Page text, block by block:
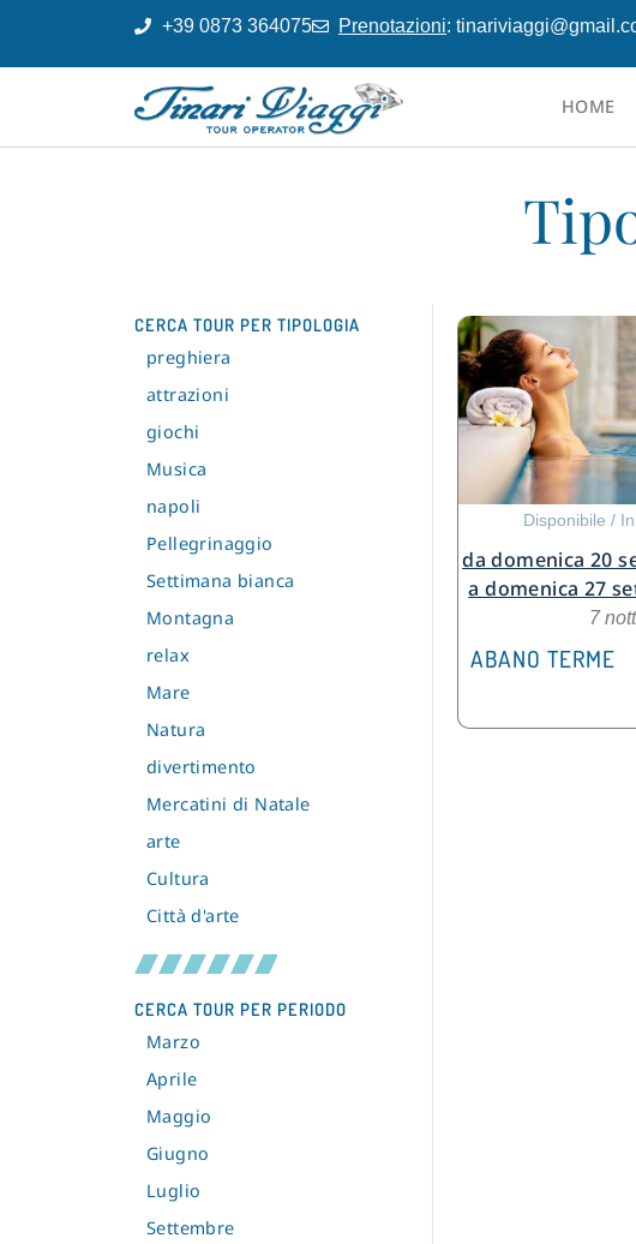
+39 0873 364075 Prenotazioni:
HOME
CERCA TOUR PER TIPOLOGIA
preghiera
attrazioni
giochi
Musica
napoli
Pellegrinaggio
Settimana bianca
Montagna
relax
Mare
Natura
divertimento
Mercatini di Natale
arte
Cultura
Città d'arte
CERCA TOUR PER PERIODO
Marzo
Aprile
Maggio
Giugno
Luglio
Settembre
Disponibile /
da domenica 20
a domenica 27
7
ABANO TERME